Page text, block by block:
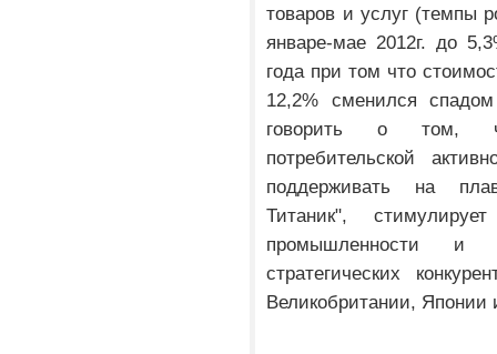
товаров и услуг (темпы
январе-мае 2012г. до
года при том что
12,2% сменился
говорить о том,
потребительской
поддерживать на
Титаник",
промышленности и
стратегических
Великобритании, Японии